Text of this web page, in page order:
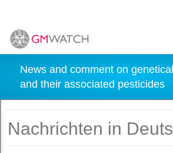
News and comment on
and their associated pesticides
Nachrichten in